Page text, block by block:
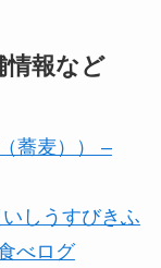
情報など
蕎麦）） –
しうすびきふ
べログ